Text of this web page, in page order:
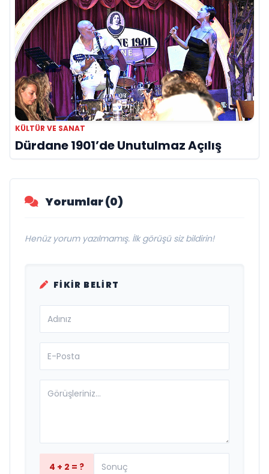
KÜLTÜR VE SANAT
Dürdane 1901’de Unutulmaz Açılış
Yorumlar (0)
Henüz yorum yazılmamış. İlk görüşü siz bildirin!
FIKIR BELIRT
4 + 2 = ?